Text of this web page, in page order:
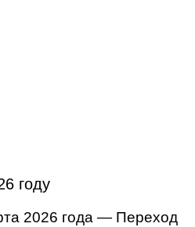
году
2026 года — Переход